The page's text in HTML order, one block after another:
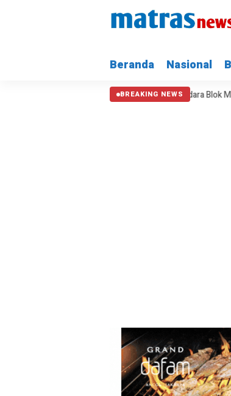
Beranda Nasional
BREAKING NEWS
Tarif TransBandara Blok M–Bandara